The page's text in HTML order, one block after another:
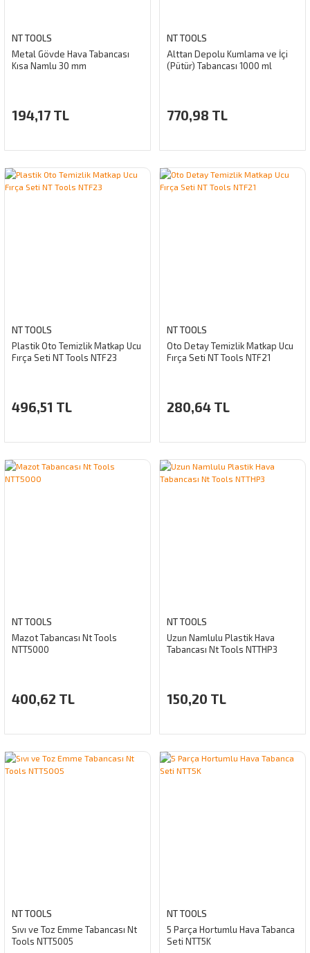
NT TOOLS
Metal Gövde Hava Tabancası
Kısa Namlu 30 mm
194,17 TL
NT TOOLS
Alttan Depolu Kumlama ve İçi
(Pütür) Tabancası 1000 ml
770,98 TL
NT TOOLS
Plastik Oto Temizlik Matkap Ucu
Fırça Seti NT Tools NTF23
496,51 TL
NT TOOLS
Oto Detay Temizlik Matkap Ucu
Fırça Seti NT Tools NTF21
280,64 TL
NT TOOLS
Mazot Tabancası Nt Tools
NTT5000
400,62 TL
NT TOOLS
Uzun Namlulu Plastik Hava
Tabancası Nt Tools NTTHP3
150,20 TL
NT TOOLS
Sıvı ve Toz Emme Tabancası Nt
Tools NTT5005
NT TOOLS
5 Parça Hortumlu Hava Tabanca
Seti NTT5K